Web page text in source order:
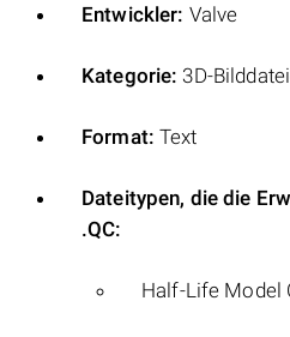
Entwickler: Valve
Kategorie: 3D-
Format: Text
Dateitypen, die die
.QC:
Half-Life Model